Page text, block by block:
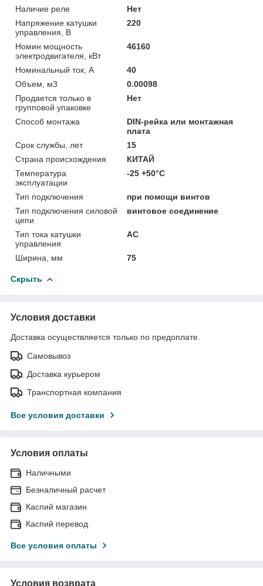
Наличие реле
Нет
Напряжение катушки
управления, В
220
Номин мощность
электродвигателя, кВт
46160
Номинальный ток, А
40
Объем, м3
0.00098
Продается только в
групповой упаковке
Нет
Способ монтажа
DIN-рейка или монтажная
плата
Срок службы, лет
15
Страна происхождения
КИТАЙ
Температура
эксплуатации
-25 +50°C
Тип подключения
при помощи винтов
Тип подключения силовой
цепи
винтовое соединение
Тип тока катушки
управления
AC
Ширина, мм 75
Скрыть
Условия доставки
Доставка осуществляется только по предоплате.
Самовывоз
Доставка курьером
Транспортная компания
Все условия доставки
Условия оплаты
Наличными
Безналичный расчет
Каспий магазин
Каспий перевод
Все условия оплаты
Условия возврата